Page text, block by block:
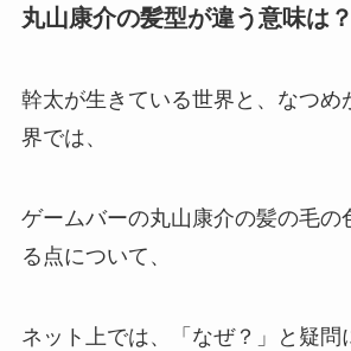
丸山康介の髪型が違う意味は？
幹太が生きている世界と、なつめ
界では、
ゲームバーの丸山康介の髪の毛の
る点について、
ネット上では、「なぜ？」と疑問